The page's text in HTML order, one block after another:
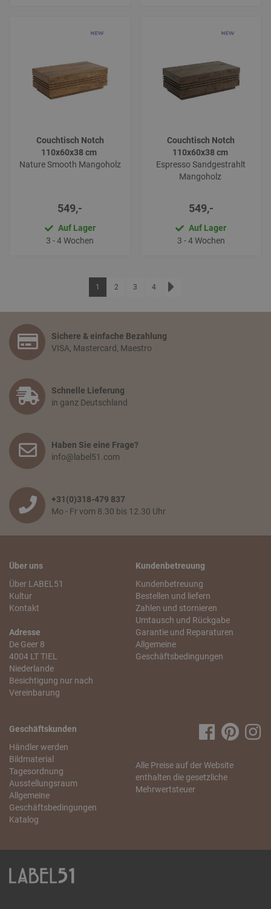
Couchtisch Notch
110x60x38 cm
Nature Smooth Mangoholz
549,-
Auf Lager
3 - 4 Wochen
Couchtisch Notch
110x60x38 cm
Espresso Sandgestrahlt
Mangoholz
549,-
Auf Lager
3 - 4 Wochen
Seite
Sie lesen gerade die Seite
1 Seite
2 Seite
3 Seite
4
Sichere & einfache Bezahlung
VISA, Mastercard, Maestro
Schnelle Lieferung
in ganz Deutschland
Haben Sie eine Frage?
info@label51.com
+31(0)318-479 837
Mo - Fr vom 8.30 bis 12.30 Uhr
Über uns
Über LABEL51
Kultur
Kontakt
Adresse
De Geer 8
4004 LT TIEL
Niederlande
Besichtigung nur nach
Vereinbarung
Kundenbetreuung
Kundenbetreuung
Bestellen und liefern
Zahlen und stornieren
Umtausch und Rückgabe
Garantie und Reparaturen
Allgemeine
Geschäftsbedingungen
Geschäftskunden
Händler werden
Bildmaterial
Tagesordnung
Ausstellungsraum
Allgemeine
Geschäftsbedingungen
Katalog
Alle Preise auf der Website
enthalten die gesetzliche
Mehrwertsteuer